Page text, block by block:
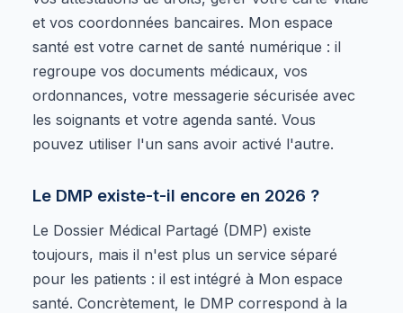
et vos coordonnées bancaires. Mon espace
santé est votre carnet de santé numérique : il
regroupe vos documents médicaux, vos
ordonnances, votre messagerie sécurisée avec
les soignants et votre agenda santé. Vous
pouvez utiliser l'un sans avoir activé l'autre.
Le DMP existe-t-il encore en 2026 ?
Le Dossier Médical Partagé (DMP) existe
toujours, mais il n'est plus un service séparé
pour les patients : il est intégré à Mon espace
santé. Concrètement, le DMP correspond à la